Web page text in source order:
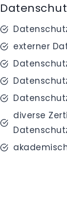
externer
diverse